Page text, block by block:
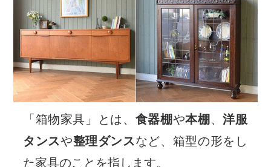
「箱物家具」とは、 食器棚や本棚 、洋服
タンスや整理ダンスなど、箱型の形をし
た家具のことを指します。